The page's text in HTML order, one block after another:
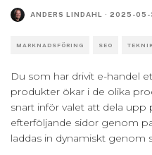
ANDERS LINDAHL · 2025-05-
MARKNADSFÖRING SEO TEKNIK
Du som har drivit e-handel
produkter ökar i de olika
snart inför valet att dela
efterföljande sidor genom
laddas in dynamiskt genom